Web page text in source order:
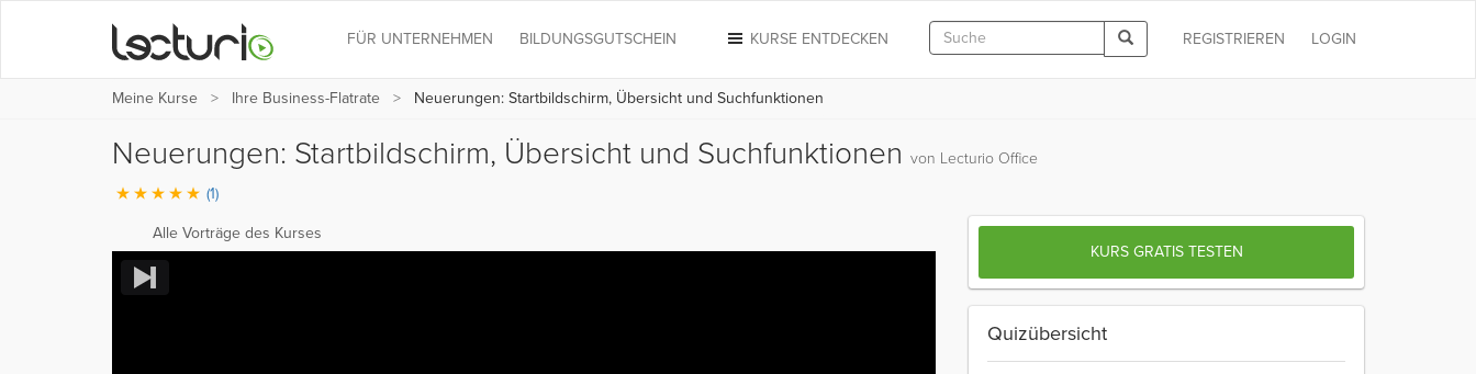
LOGIN
REGISTRIEREN
KURSE ENTDECKEN
FÜR UNTERNEHMEN BILDUNGSGUTSCHEIN
Meine Kurse Ihre Business-Flatrate Neuerungen: Startbildschirm, Übersicht und Suchfunktionen
Neuerungen: Startbildschirm, Übersicht und Suchfunktionen von Lecturio Office
(1)
Alle Vorträge des Kurses
KURS GRATIS TESTEN
Quizübersicht